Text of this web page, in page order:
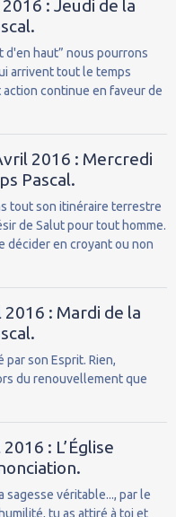
: Jeudi de la
d'en haut” nous pourrons
arrivent tout le temps
continue en faveur de
2016 : Mercredi
Pascal.
tout son itinéraire terrestre
de Salut pour tout homme.
décider en croyant ou non
: Mardi de la
son Esprit. Rien,
du renouvellement que
: L’Église
véritable..., par le
tu as attiré à toi et